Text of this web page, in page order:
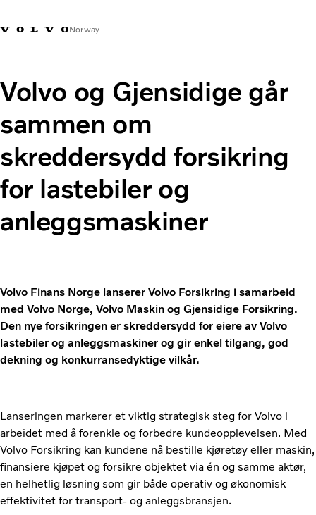
Norway
Volvo og Gjensidige går
sammen om
skreddersydd forsikring
for lastebiler og
anleggsmaskiner
Volvo Finans Norge lanserer Volvo Forsikring i samarbeid
med Volvo Norge, Volvo Maskin og Gjensidige Forsikring.
Den nye forsikringen er skreddersydd for eiere av Volvo
lastebiler og anleggsmaskiner og gir enkel tilgang, god
dekning og konkurransedyktige vilkår.
Lanseringen markerer et viktig strategisk steg for Volvo i
arbeidet med å forenkle og forbedre kundeopplevelsen. Med
Volvo Forsikring kan kundene nå bestille kjøretøy eller maskin,
finansiere kjøpet og forsikre objektet via én og samme aktør,
en helhetlig løsning som gir både operativ og økonomisk
effektivitet for transport- og anleggsbransjen.